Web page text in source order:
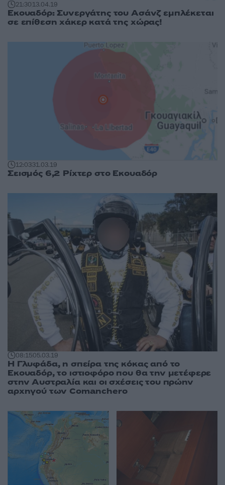
21:3013.04.19
Εκουαδόρ: Συνεργάτης του Ασάνζ εμπλέκεται
σε επίθεση χάκερ κατά της χώρας!
12:0331.03.19
Σεισμός 6,2 Ρίχτερ στο Εκουαδόρ
08:1505.03.19
Η Γλυφάδα, η σπείρα της κόκας από το
Εκουαδόρ, το ιστιοφόρο που θα την μετέφερε
στην Αυστραλία και οι σχέσεις του πρώην
αρχηγού των Comanchero